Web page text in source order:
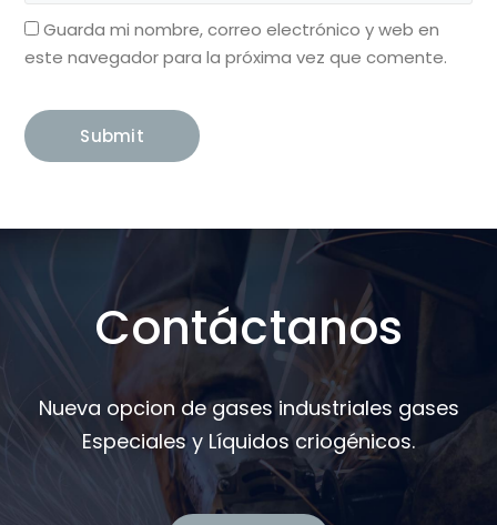
Guarda mi nombre, correo electrónico y web en
este navegador para la próxima vez que comente.
Contáctanos
Nueva opcion de gases industriales gases
Especiales y Líquidos criogénicos.